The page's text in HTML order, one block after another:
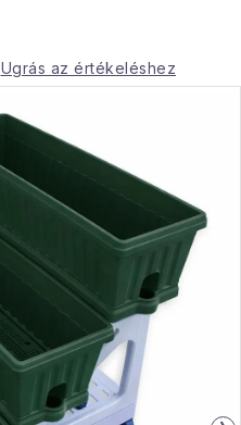
Ugrás az értékeléshez